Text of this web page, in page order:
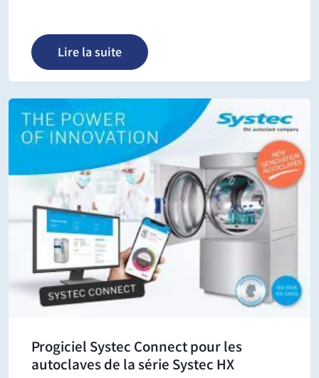
Lire la suite
Progiciel Systec Connect pour les
autoclaves de la série Systec HX